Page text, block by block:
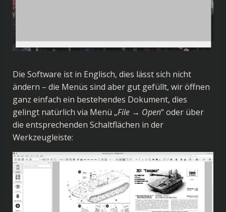
Die Software ist in Englisch, dies lässt sich nicht
ändern – die Menüs sind aber gut gefüllt, wir öffnen
ganz einfach ein bestehendes Dokument, dies
gelingt natürlich via Menü „File → Open“ oder über
die entsprechenden Schaltflächen in der
Werkzeugleiste: